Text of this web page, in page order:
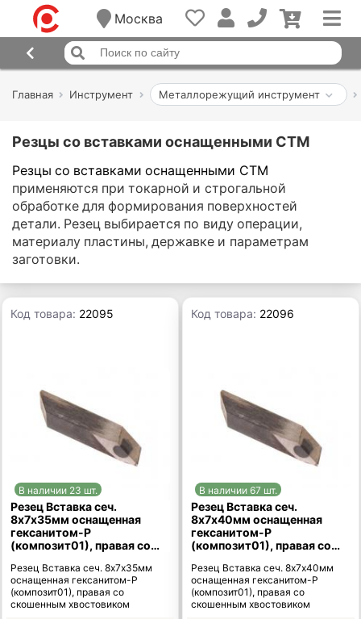
Москва
Главная Инструмент Металлорежущий инструмент
Резцы со вставками оснащенными СТМ
Резцы со вставками оснащенными СТМ
применяются при токарной и строгальной
обработке для формирования поверхностей
детали. Резец выбирается по виду операции,
материалу пластины, державке и параметрам
заготовки.
Код товара: 22095
В наличии 23 шт.
Резец Вставка сеч.
8х7х35мм оснащенная
гексанитом-Р
(композит01), правая со
Резец Вставка сеч. 8х7х35мм
оснащенная гексанитом-Р
(композит01), правая со
скошенным хвостовиком
Код товара: 22096
В наличии 67 шт.
Резец Вставка сеч.
8х7х40мм оснащенная
гексанитом-Р
(композит01), правая со
Резец Вставка сеч. 8х7х40мм
оснащенная гексанитом-Р
(композит01), правая со
скошенным хвостовиком